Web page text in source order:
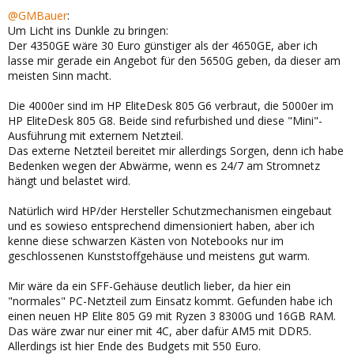
@GMBauer:
Um Licht ins Dunkle zu bringen:
Der 4350GE wäre 30 Euro günstiger als der 4650GE, aber ich
lasse mir gerade ein Angebot für den 5650G geben, da dieser am
meisten Sinn macht.
Die 4000er sind im HP EliteDesk 805 G6 verbraut, die 5000er im
HP EliteDesk 805 G8. Beide sind refurbished und diese "Mini"-
Ausführung mit externem Netzteil.
Das externe Netzteil bereitet mir allerdings Sorgen, denn ich habe
Bedenken wegen der Abwärme, wenn es 24/7 am Stromnetz
hängt und belastet wird.
Natürlich wird HP/der Hersteller Schutzmechanismen eingebaut
und es sowieso entsprechend dimensioniert haben, aber ich
kenne diese schwarzen Kästen von Notebooks nur im
geschlossenen Kunststoffgehäuse und meistens gut warm.
Mir wäre da ein SFF-Gehäuse deutlich lieber, da hier ein
"normales" PC-Netzteil zum Einsatz kommt. Gefunden habe ich
einen neuen HP Elite 805 G9 mit Ryzen 3 8300G und 16GB RAM.
Das wäre zwar nur einer mit 4C, aber dafür AM5 mit DDR5.
Allerdings ist hier Ende des Budgets mit 550 Euro.